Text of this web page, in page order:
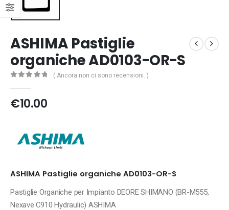
ASHIMA Pastiglie
organiche AD0103-OR-S
( Ancora non ci sono recensioni. )
€10.00
ASHIMA Pastiglie organiche AD0103-OR-S
Pastiglie Organiche per Impianto DEORE SHIMANO (BR-M555,
Nexave C910 Hydraulic) ASHIMA